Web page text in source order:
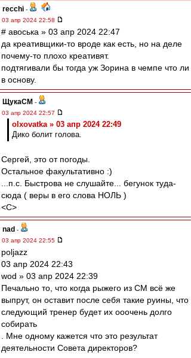
recchi -
03 апр 2024 22:58
# авоська » 03 апр 2024 22:47
да креативщики-то вроде как есть, но на деле
почему-то плохо креативят.
подтягивали бы тогда уж Зорина в чемпе что ли
в основу.
ЩукаСМ -
03 апр 2024 22:57
olxovatka » 03 апр 2024 22:49
Дико болит голова.
Сергей, это от погоды.
Остальное факультативно :)
...п.с. Быстрова не слушайте... бегунок туда-
сюда ( веры в его слова НОЛЬ )
<C>
nad -
03 апр 2024 22:55
poljazz
03 апр 2024 22:43
wod » 03 апр 2024 22:39
Печально то, что когда рыжего из СМ всё же
выпрут, он оставит после себя такие руины, что
следующий тренер будет их ооочень долго
собирать
. Мне одному кажется что это результат
деятельности Совета директоров?